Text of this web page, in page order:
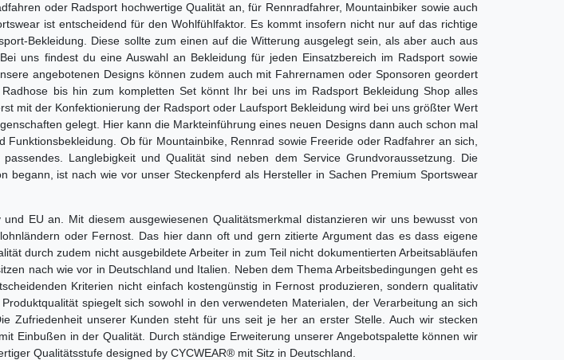
oder Radsport hochwertige Qualität an, für Rennradfahrer, Mountainbiker sowie auch
ist entscheidend für den Wohlfühlfaktor. Es kommt insofern nicht nur auf das richtige
Bekleidung. Diese sollte zum einen auf die Witterung ausgelegt sein, als aber auch aus
uns findest du eine Auswahl an Bekleidung für jeden Einsatzbereich im Radsport sowie
angebotenen Designs können zudem auch mit Fahrernamen oder Sponsoren geordert
bis hin zum kompletten Set könnt Ihr bei uns im Radsport Bekleidung Shop alles
mit der Konfektionierung der Radsport oder Laufsport Bekleidung wird bei uns größter Wert
gelegt. Hier kann die Markteinführung eines neuen Designs dann auch schon mal
Ob für Mountainbike, Rennrad sowie Freeride oder Radfahrer an sich,
Langlebigkeit und Qualität sind neben dem Service Grundvoraussetzung. Die
ist nach wie vor unser Steckenpferd als Hersteller in Sachen Premium Sportswear
EU an. Mit diesem ausgewiesenen Qualitätsmerkmal distanzieren wir uns bewusst von
oder Fernost. Das hier dann oft und gern zitierte Argument das es dass eigene
durch zudem nicht ausgebildete Arbeiter in zum Teil nicht dokumentierten Arbeitsabläufen
nach wie vor in Deutschland und Italien. Neben dem Thema Arbeitsbedingungen geht es
Kriterien nicht einfach kostengünstig in Fernost produzieren, sondern qualitativ
spiegelt sich sowohl in den verwendeten Materialen, der Verarbeitung an sich
Zufriedenheit unserer Kunden steht für uns seit je her an erster Stelle. Auch wir stecken
Einbußen in der Qualität. Durch ständige Erweiterung unserer Angebotspalette können wir
Qualitätsstufe designed by CYCWEAR® mit Sitz in Deutschland.